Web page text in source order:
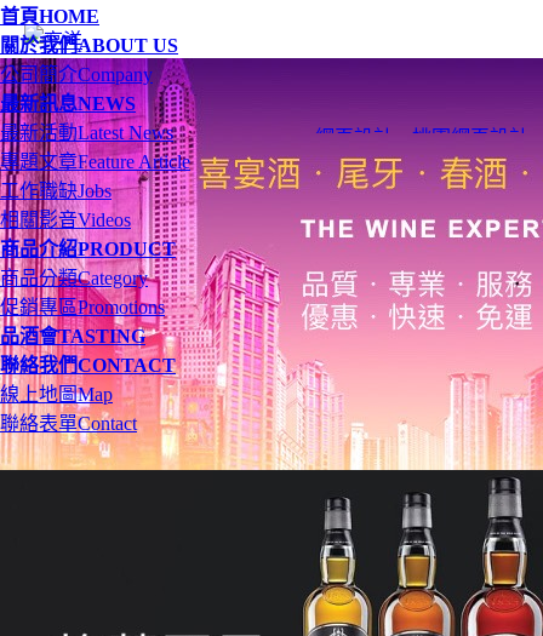
首頁HOME
關於我們ABOUT US
公司簡介Company
最新訊息NEWS
最新活動Latest News
專題文章Feature Article
工作職缺Jobs
相關影音Videos
商品介紹PRODUCT
商品分類Category
促銷專區Promotions
品酒會TASTING
聯絡我們CONTACT
線上地圖Map
聯絡表單Contact
網頁設計 桃園網頁設計